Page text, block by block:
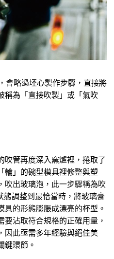
會略過坯心製作步驟，直接將
稱為「直接吹製」或「氣吹
吹管再度深入窯爐裡，捲取了
輪」的碗型模具裡修整與塑
吹出玻璃泡，此一步驟稱為吹
調整到最恰當時，將玻璃膏
具的形態膨脹成漂亮的杯型。
沾取符合規格的正確用量，
因此亟需多年經驗與絕佳美
鍵環節。